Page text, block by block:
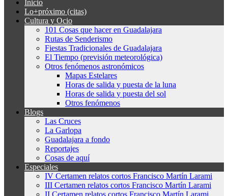
Inicio
Lo+próximo (citas)
Cultura y Ocio
101 Cosas que hacer en Guadalajara
Rutas de Senderismo
Fiestas Tradicionales de Guadalajara
El Tiempo (previsión meteorológica)
Otros fenómenos astronómicos
Mapas Estelares
Horas de salida y puesta de la luna
Horas de salida y puesta del sol
Otros fenómenos
Blogs
Las Cruces
La Garlopa
Guadalajara a fondo
Reportajes
Cosas de aquí
Especiales
IV Certamen relatos cortos Francisco Martín Larami
III Certamen relatos cortos Francisco Martín Larami
II Certamen relatos cortos Francisco Martín Larami